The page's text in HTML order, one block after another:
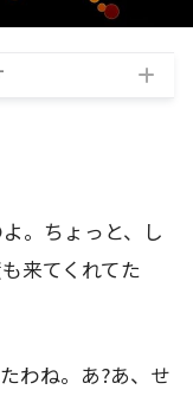
。ちょっと、し
来てくれてた
わね。あ?あ、せ